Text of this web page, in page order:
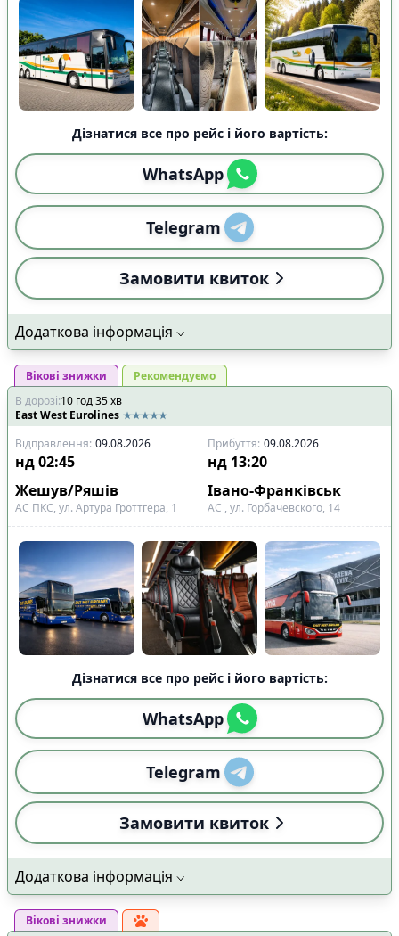
Дізнатися все про рейс і його вартість:
WhatsApp
Telegram
Замовити квиток
Додаткова інформація
Вікові знижки
Рекомендуємо
В дорозі:10 год35хв
East West Eurolines
Відправлення: 09.08.2026 Прибуття: 09.08.2026
нд02:45 нд 13:20
Жешув/Ряшів
Івано-Франківськ
АС ПКС, ул. Артура Гроттгера, 1 АС , ул. Горбачевского, 14
Дізнатися все про рейс і його вартість:
WhatsApp
Telegram
Замовити квиток
Додаткова інформація
Вікові знижки